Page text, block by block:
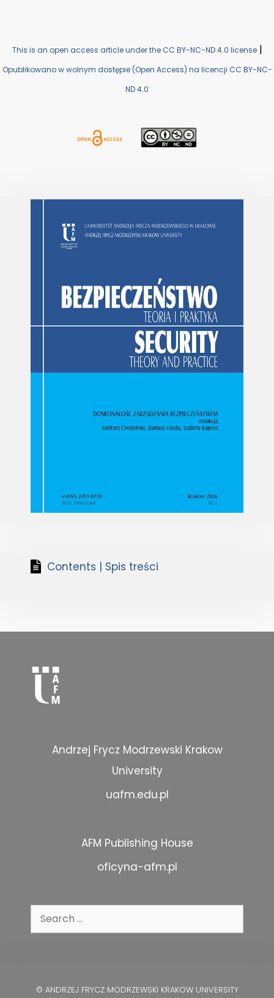
This is an open access article under the CC BY-NC-ND 4.0 license|
Opublikowano w wolnym dostępie (Open Access) na licencji CC BY-NC-
ND 4.0
Contents | Spis treści
Andrzej Frycz Modrzewski Krakow
University
uafm.edu.pl
AFM Publishing House
oficyna-afm.pl
Search
for:
© ANDRZEJ FRYCZ MODRZEWSKI KRAKOW UNIVERSITY